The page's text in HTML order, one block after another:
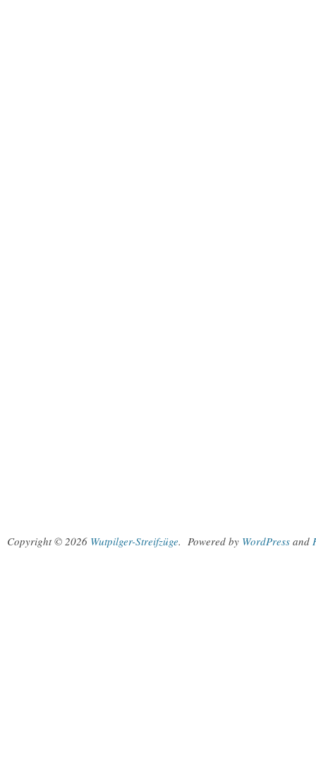
Copyright © 2026 Wutpilger-Streifzüge. Powered by WordPress and